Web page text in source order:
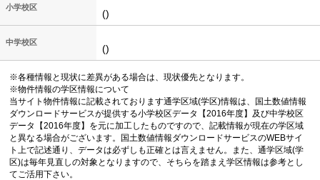
小学校区
()
中学校区
()
※各種情報と現状に差異がある場合は、現状優先となります。
※物件情報の学区情報について
当サイト物件情報に記載されております通学区域(学区)情報は、国土数値情報
ダウンロードサービスが提供する小学校区データ【2016年度】及び中学校区
データ【2016年度】を元に加工したものですので、記載情報が現在の学区域
と異なる場合がございます。国土数値情報ダウンロードサービスのWEBサイ
ト上で記述通り、データは必ずしも正確とは言えません。また、通学区域(学
区)は毎年見直しの対象となりますので、そちらを踏まえ学区情報は参考とし
てご活用下さい。